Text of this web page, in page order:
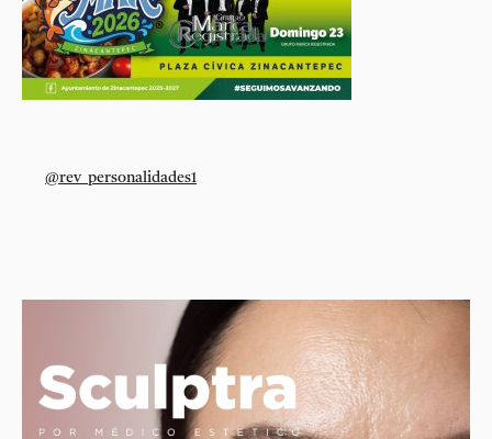
@rev_personalidades1